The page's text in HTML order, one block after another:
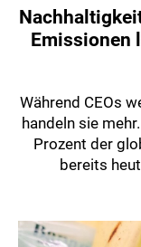
Emissionen
Während CEOs
handeln sie
Prozent der
bereits